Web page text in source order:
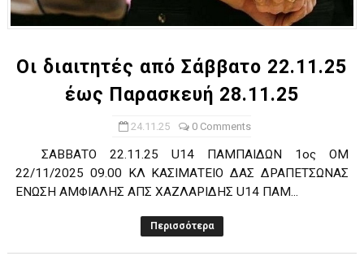
ΧΡΟΝΙΑ ΠΟΛΛΑ ΣΤΟ ΕΛΛΗΝΙΚΟ ΜΠΑΣΚΕΤ : 39Η ΕΠΕΤΕΙΟΣ ΑΠΟ
Ο δρόμος για τον 29ο τελικό κυπέλλου ανδρών ΕΣΚΑΝΑ
U21: Τεράστια πρόκριση για τον Πανελευσινιακό στον
Γ΄ανδρών play offs : "Σκληρό" καρύδι η Φιλία Περάματος
Play off B εφήβων Β φάση Στο f4 ΑΕ Ρέντη, Πέρα , Ερμής
Οι διαιτητές από Σάββατο 22.11.25
έως Παρασκευή 28.11.25
24.11.25 0 Comments
ΣΑΒΒΑΤΟ 22.11.25 U14 ΠΑΜΠΑΙΔΩΝ 1ος ΟΜ
22/11/2025 09.00 ΚΛ ΚΑΣΙΜΑΤΕΙΟ ΔΑΣ ΔΡΑΠΕΤΣΩΝΑΣ
ΕΝΩΣΗ ΑΜΦΙΑΛΗΣ ΑΠΣ ΧΑΖΛΑΡΙΔΗΣ U14 ΠΑΜ...
Περισσότερα